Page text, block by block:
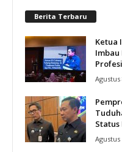
Berita Terbaru
Ketua
Imbau
Agustus
Status
Agustus